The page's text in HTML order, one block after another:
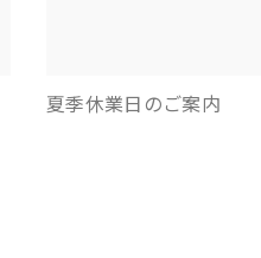
夏季休業日のご案内